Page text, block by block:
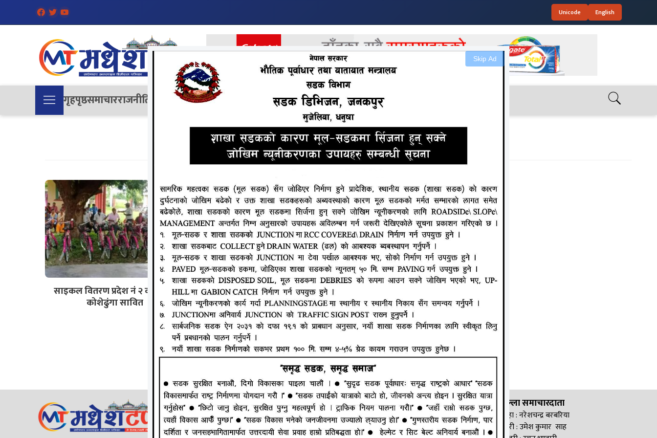
Skip Ad
Unicode English
गृहपृष्ठसमाचारराजनीति देश विचार अन्तराष्ट्रियखेलकुदमनोरन्जनअन्य
साइकल वितरण प्रदेश नं २ को लागि कोशेढुंगा सावित
साइकल वितरण प्रदेश नं २ को लागि
कोशेढुंगा सावित
जानकी न्यूज नेटवर्क
ठेगाना: लक्ष्मीनियाँ -७, मधेश प्रदेश
सम्पर्क नं. : +977-9844100829
हाम्रो टीम
सम्पादक : राजेश कुमार झा
समाचार संयोजक : राजन झा
जिल्ला समाचारदाता
सिरहा : नरेशचन्द्र बरबरिया
सप्तरी : उमेश कुमार साह